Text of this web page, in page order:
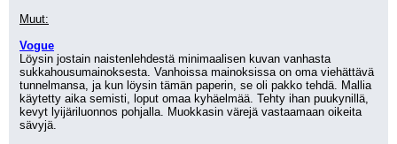
Muut:
Vogue
Löysin jostain naistenlehdestä minimaalisen kuvan vanhasta
sukkahousumainoksesta. Vanhoissa mainoksissa on oma viehättävä
tunnelmansa, ja kun löysin tämän paperin, se oli pakko tehdä. Mallia
käytetty aika semisti, loput omaa kyhäelmää. Tehty ihan puukynillä,
kevyt lyijäriluonnos pohjalla. Muokkasin värejä vastaamaan oikeita
sävyjä.